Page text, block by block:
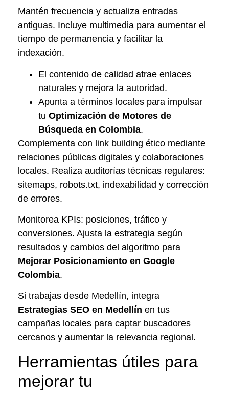
Mantén frecuencia y actualiza entradas
antiguas. Incluye multimedia para aumentar el
tiempo de permanencia y facilitar la
indexación.
El contenido de calidad atrae enlaces
naturales y mejora la autoridad.
Apunta a términos locales para impulsar
tu Optimización de Motores de
Búsqueda en Colombia.
Complementa con link building ético mediante
relaciones públicas digitales y colaboraciones
locales. Realiza auditorías técnicas regulares:
sitemaps, robots.txt, indexabilidad y corrección
de errores.
Monitorea KPIs: posiciones, tráfico y
conversiones. Ajusta la estrategia según
resultados y cambios del algoritmo para
Mejorar Posicionamiento en Google
Colombia.
Si trabajas desde Medellín, integra
Estrategias SEO en Medellín en tus
campañas locales para captar buscadores
cercanos y aumentar la relevancia regional.
Herramientas útiles para
mejorar tu